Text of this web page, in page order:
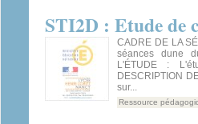
STI2D : Etude de
CADRE DE LA
séances dune
L'ÉTUDE :
DESCRIPTION
sur...
Ressource